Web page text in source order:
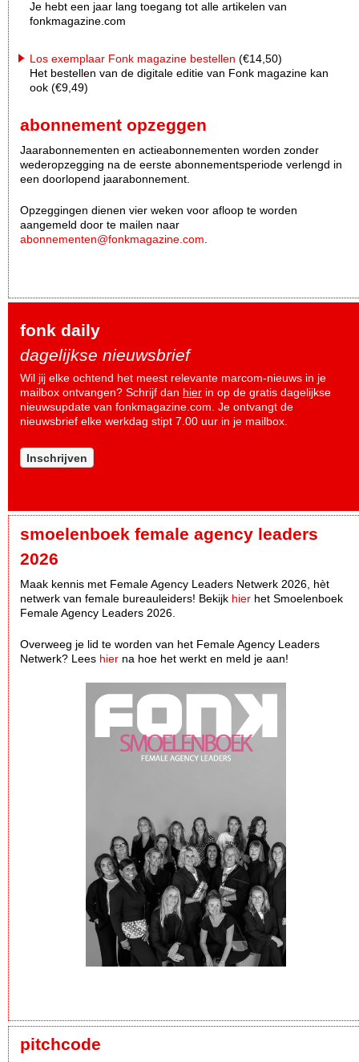
Je hebt een jaar lang toegang tot alle artikelen van
fonkmagazine.com
Los exemplaar Fonk magazine bestellen (€14,50)
Het bestellen van de digitale editie van Fonk magazine kan
ook (€9,49)
abonnement opzeggen
Jaarabonnementen en actieabonnementen worden zonder
wederopzegging na de eerste abonnementsperiode verlengd in
een doorlopend jaarabonnement.
Opzeggingen dienen vier weken voor afloop te worden
aangemeld door te mailen naar
abonnementen@fonkmagazine.com
fonk daily
dagelijkse nieuwsbrief
Wil jij elke ochtend het meest relevante marcom-nieuws in je
mailbox ontvangen? Schrijf dan hier in op de gratis dagelijkse
nieuwsupdate van fonkmagazine.com. Je ontvangt de
nieuwsbrief elke werkdag stipt 7.00 uur in je mailbox.
Inschrijven
smoelenboek female agency leaders
2026
Maak kennis met Female Agency Leaders Netwerk 2026, hèt
netwerk van female bureauleiders! Bekijk hier het Smoelenboek
Female Agency Leaders 2026.
Overweeg je lid te worden van het Female Agency Leaders
Netwerk? Lees hier na hoe het werkt en meld je aan!
pitchcode